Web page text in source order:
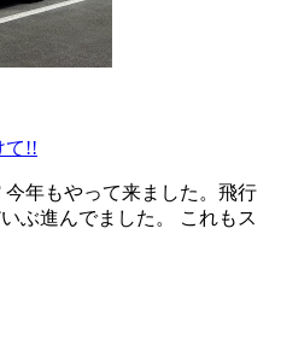
て!!
年もやって来ました。飛行
ぶ進んでました。 これもス